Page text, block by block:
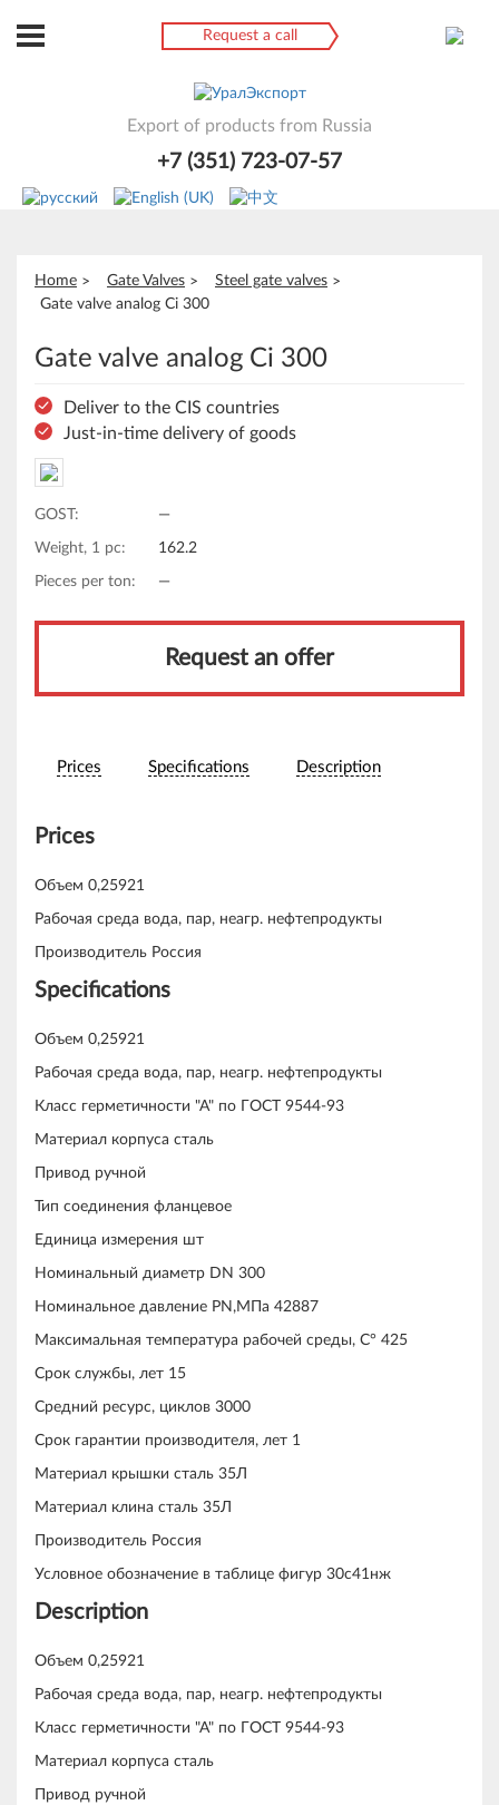
Request a call
Export of products from Russia
+7 (351) 723-07-57
Home Gate Valves
Steel gate valves
Gate valve analog Ci 300
Gate valve analog Ci 300
Deliver to the CIS countries
Just-in-time delivery of goods
GOST: —
Weight, 1 pc: 162.2
Pieces per ton: —
Request an offer
Prices Specifications Description
Prices
Объем 0,25921
Рабочая среда вода, пар, неагр. нефтепродукты
Производитель Россия
Specifications
Объем 0,25921
Рабочая среда вода, пар, неагр. нефтепродукты
Класс герметичности "А" по ГОСТ 9544-93
Материал корпуса сталь
Привод ручной
Тип соединения фланцевое
Единица измерения шт
Номинальный диаметр DN 300
Номинальное давление PN,МПа 42887
Максимальная температура рабочей среды, С° 425
Срок службы, лет 15
Средний ресурс, циклов 3000
Срок гарантии производителя, лет 1
Материал крышки сталь 35Л
Материал клина сталь 35Л
Производитель Россия
Условное обозначение в таблице фигур 30с41нж
Description
Объем 0,25921
Рабочая среда вода, пар, неагр. нефтепродукты
Класс герметичности "А" по ГОСТ 9544-93
Материал корпуса сталь
Привод ручной